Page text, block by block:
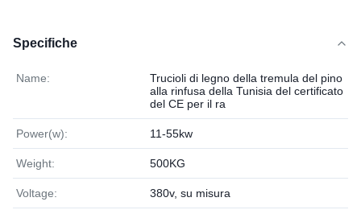
Specifiche
Name:
Trucioli di legno della tremula del pino
alla rinfusa della Tunisia del certificato
del CE per il ra
Power(w): 11-55kw
Weight: 500KG
Voltage: 380v, su misura